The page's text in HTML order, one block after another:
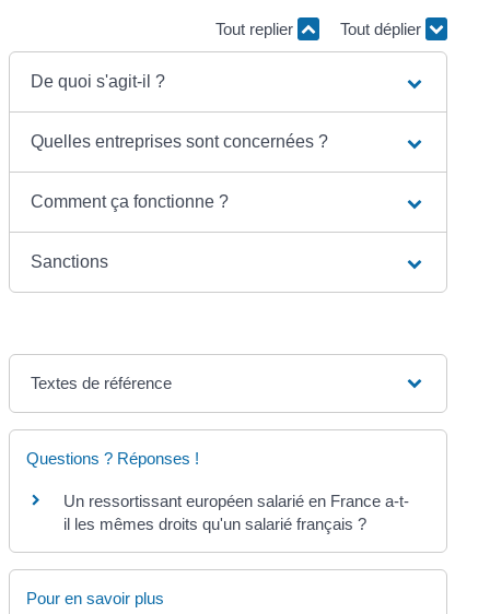
Tout replier Tout déplier
De quoi s'agit-il ?
Quelles entreprises sont concernées ?
Comment ça fonctionne ?
Sanctions
Textes de référence
Questions ? Réponses !
Un ressortissant européen salarié en France a-t-
il les mêmes droits qu'un salarié français ?
Pour en savoir plus